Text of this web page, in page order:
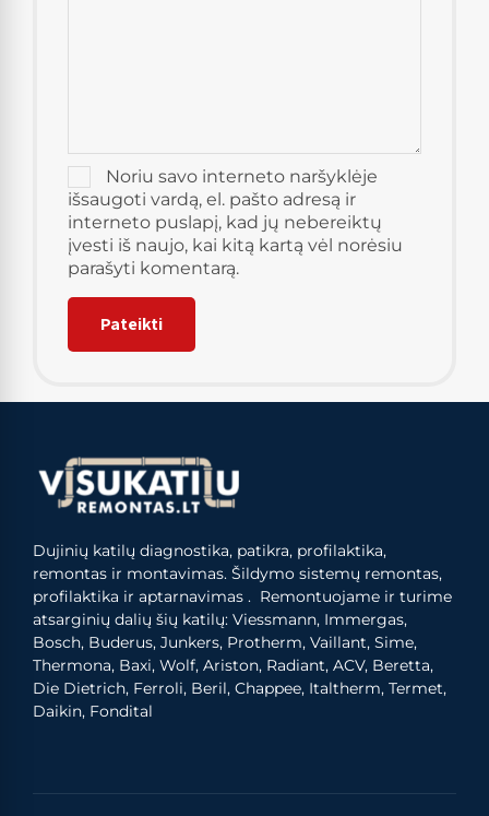
Noriu savo interneto naršyklėje
išsaugoti vardą, el. pašto adresą ir
interneto puslapį, kad jų nebereiktų
įvesti iš naujo, kai kitą kartą vėl norėsiu
parašyti komentarą.
Dujinių katilų diagnostika, patikra, profilaktika,
remontas ir montavimas. Šildymo sistemų remontas,
profilaktika ir aptarnavimas . Remontuojame ir turime
atsarginių dalių šių katilų: Viessmann, Immergas,
Bosch, Buderus, Junkers, Protherm, Vaillant, Sime,
Thermona, Baxi, Wolf, Ariston, Radiant, ACV, Beretta,
Die Dietrich, Ferroli, Beril, Chappee, Italtherm, Termet,
Daikin, Fondital